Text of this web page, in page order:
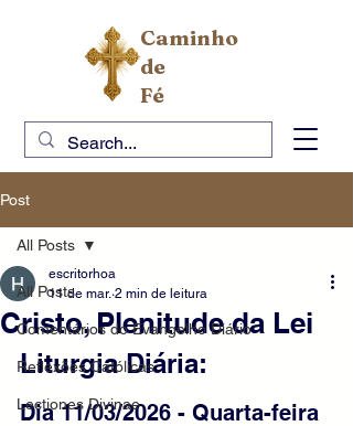
Caminho
de
Fé
Post
All Posts
Comentários do Evangelho Diário
Reflexões Católicas
Lectiones Divinae
All Posts
Cristo, Plenitude da Lei
escritorhoa
11 de mar. 2 min de leitura
Liturgia Diária:
Dia 11/03/2026 - Quarta-feira